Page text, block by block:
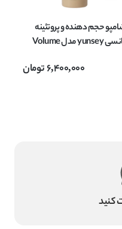
حجم دهنده و پروتئینه
یانسی yunsey مدل Volume
6,400,000تومان
کنید